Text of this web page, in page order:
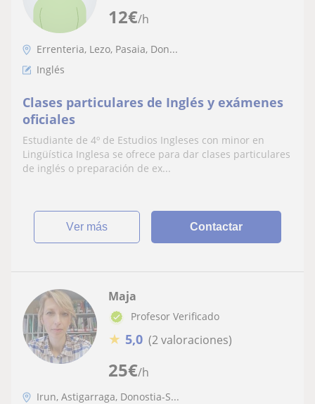
12€/h
Errenteria, Lezo, Pasaia, Don...
Inglés
Clases particulares de Inglés y exámenes
oficiales
Estudiante de 4º de Estudios Ingleses con minor en
Lingüística Inglesa se ofrece para dar clases particulares
de inglés o preparación de ex...
ver más Contactar
25€/h
Maja
Profesor Verificado
★ 5,0 (2 valoraciones)
Irun, Astigarraga, Donostia-S...